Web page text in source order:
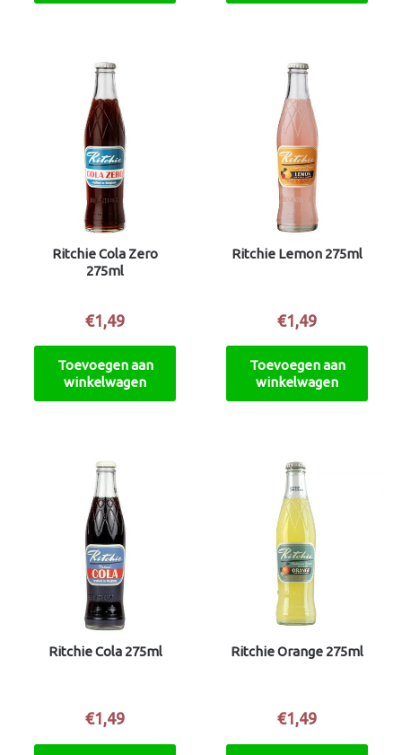
Ritchie Cola Zero
275ml
€1,49
Toevoegen aan
winkelwagen
Ritchie Lemon 275ml
€1,49
Toevoegen aan
winkelwagen
Ritchie Cola 275ml
€1,49
Ritchie Orange 275ml
€1,49